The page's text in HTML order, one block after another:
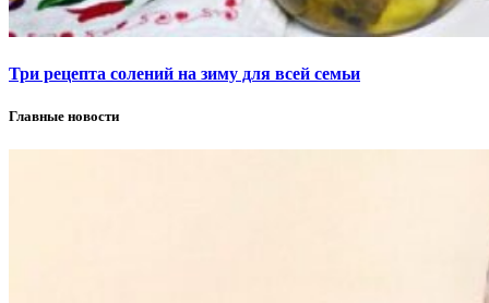
Три рецепта солений на зиму для всей семьи
Главные новости